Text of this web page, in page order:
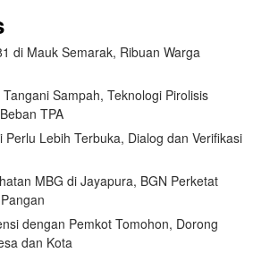
di Mauk Semarak, Ribuan Warga
Sampah, Teknologi Pirolisis
TPA
Perlu Lebih Terbuka, Dialog dan Verifikasi
MBG di Jayapura, BGN Perketat
dengan Pemkot Tomohon, Dorong
dan Kota